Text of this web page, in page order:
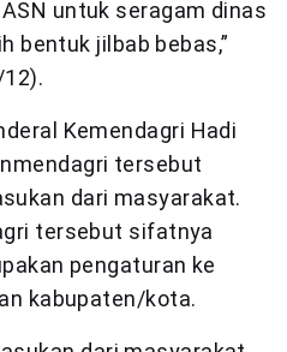
untuk seragam dinas
bentuk jilbab bebas,”
Kemendagri Hadi
tersebut
dari masyarakat.
tersebut sifatnya
pengaturan ke
kabupaten/kota.